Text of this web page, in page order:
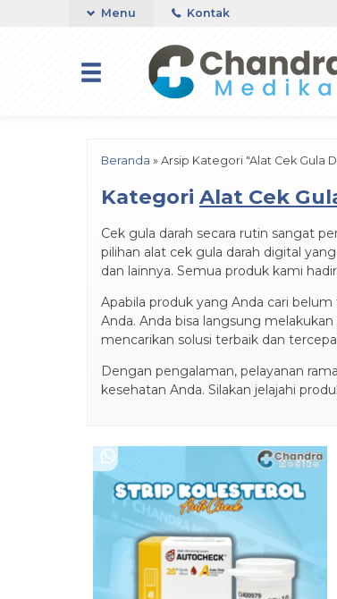
Menu Kontak
Beranda » Arsip Kategori "Alat Cek Gula
Kategori Alat Cek
Cek gula darah secara rutin sangat
pilihan alat cek gula darah digital
dan lainnya. Semua produk kami
Apabila produk yang Anda cari
Anda. Anda bisa langsung
mencarikan solusi terbaik dan
Dengan pengalaman, pelayanan
kesehatan Anda. Silakan jelajahi